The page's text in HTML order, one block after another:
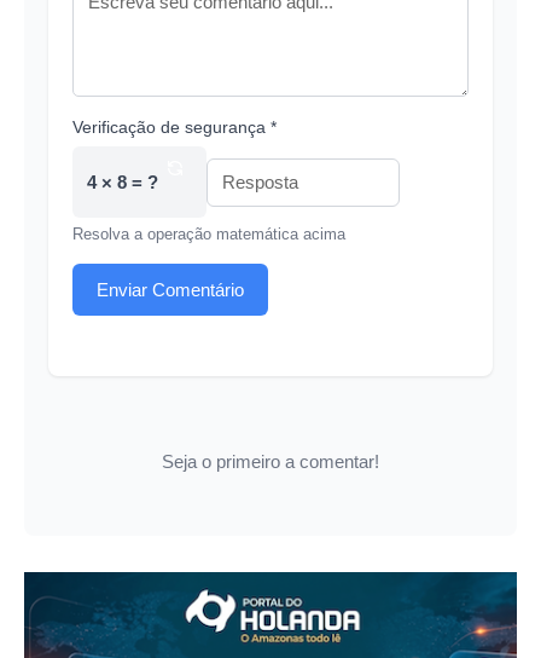
Verificação de segurança *
4 × 8 = ?
Resolva a operação matemática acima
Enviar Comentário
Seja o primeiro a comentar!